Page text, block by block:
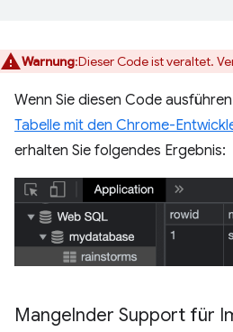
Warnung:Dieser Code ist veraltet.
Wenn Sie diesen Code
Tabelle mit den Chrome-
erhalten Sie folgendes Ergebnis:
Mangelnder Support für